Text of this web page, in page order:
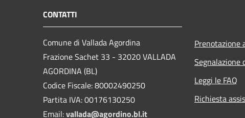
CONTATTI
Comune di Vallada Agordina
Frazione Sachet 33 - 32020 VALLADA
AGORDINA (BL)
Codice Fiscale: 80002490250
Partita IVA: 00176130250
Email:vallada@agordino.bl.it
Prenotazione
Segnalazione
Leggi le FAQ
Richiesta